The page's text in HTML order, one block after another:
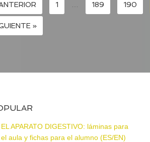
1 189 190
»
EL APARATO DIGESTIVO: láminas para
el aula y fichas para el alumno (ES/EN)